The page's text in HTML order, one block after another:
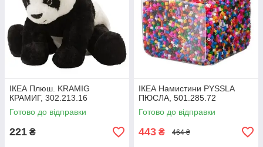
ІКЕА Плюш. KRAMIG
КРАМИГ, 302.213.16
Готово до відправки
221 ₴
ІКЕА Намистини PYSSLA
ПЮСЛА, 501.285.72
Готово до відправки
443 ₴ 464 ₴